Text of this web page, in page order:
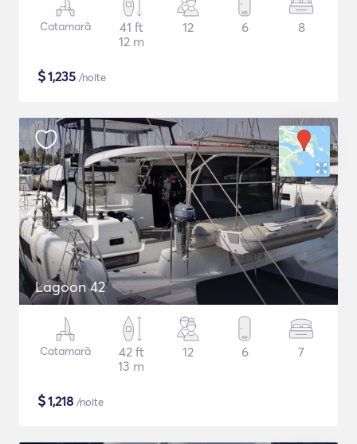
Catamarã
41 ft
12 m
12 6 8
$1,235 /noite
Lagoon 42
Catamarã
42 ft
13 m
12 6 7
$1,218 /noite